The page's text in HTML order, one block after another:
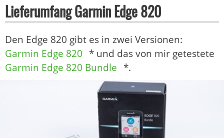
Lieferumfang Garmin Edge 820
Den Edge 820 gibt es in zwei Versionen:
Garmin Edge 820 * und das von mir getestete
Garmin Edge 820 Bundle *.